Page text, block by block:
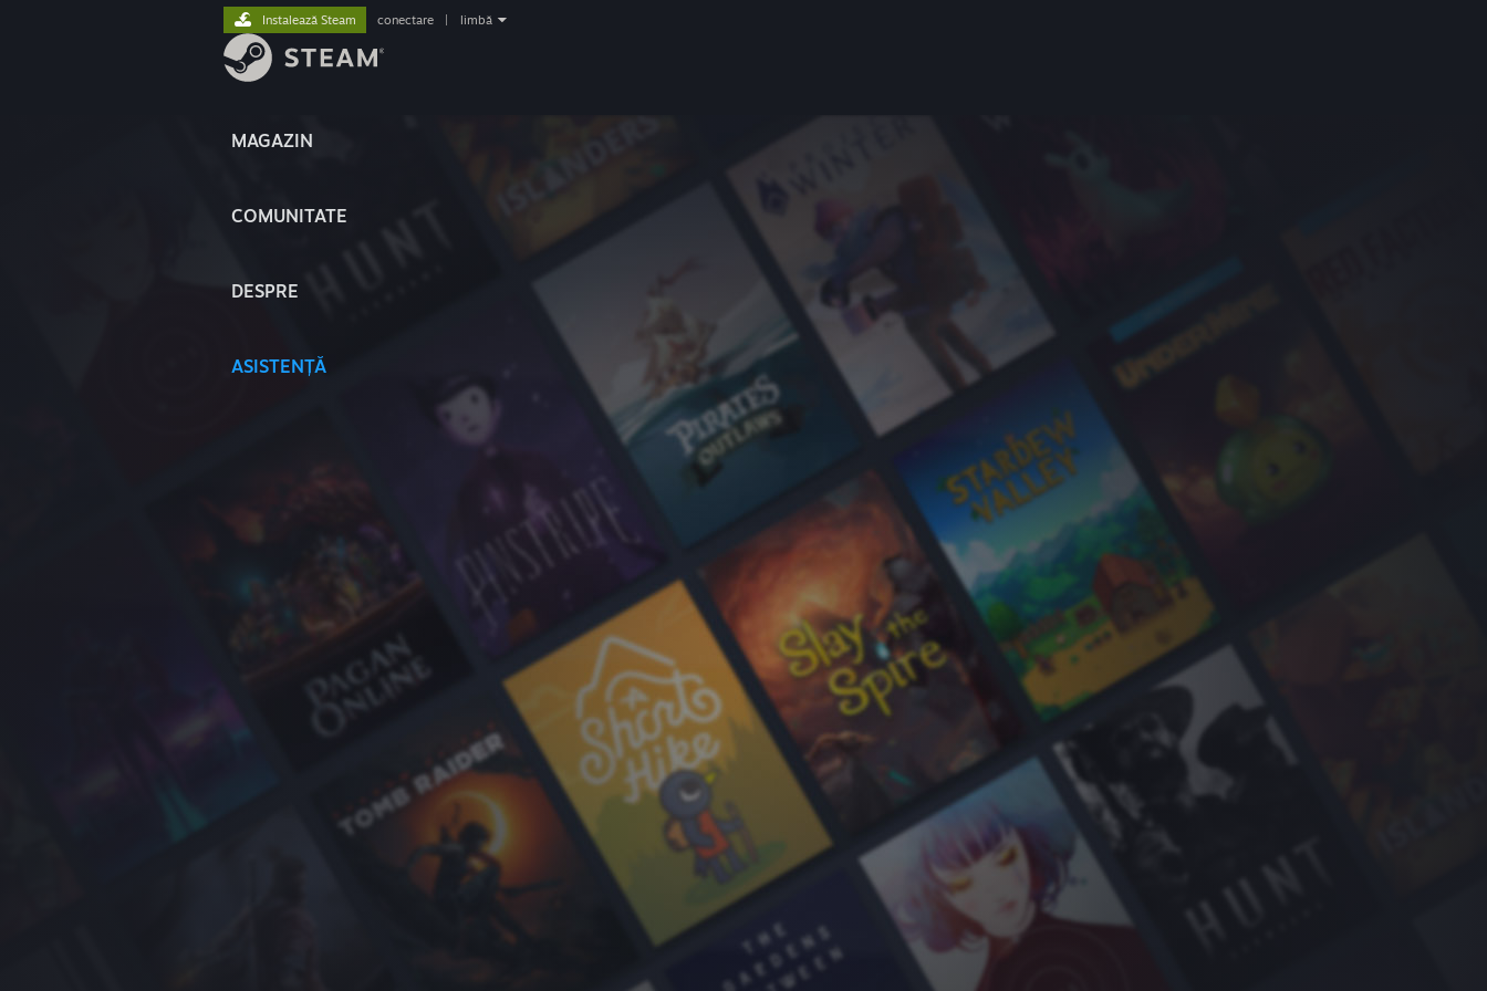
MAGAZIN
COMUNITATE
DESPRE
ASISTENȚĂ
Instalează Steam conectare limbă